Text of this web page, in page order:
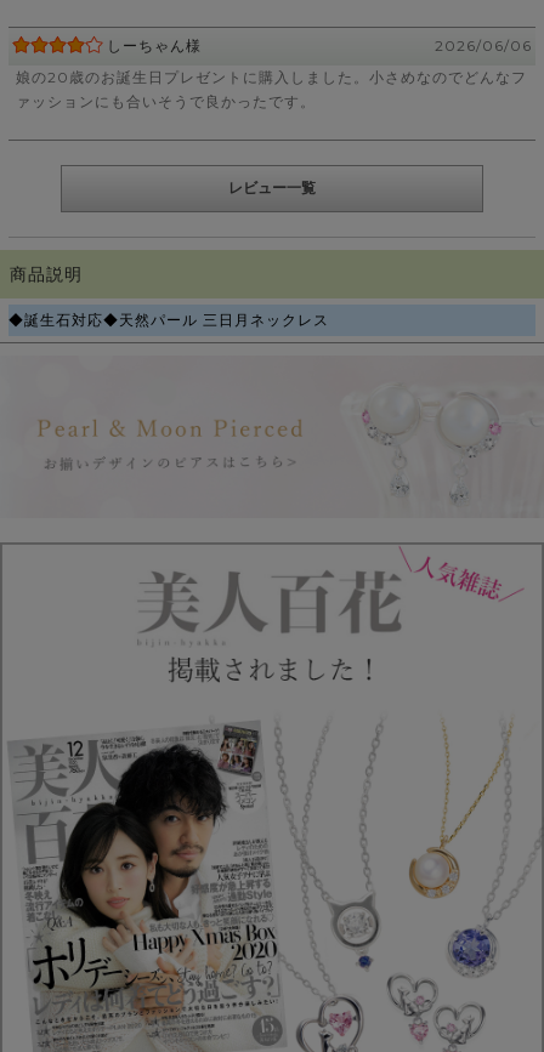
しーちゃん様
2026/06/06
娘の20歳のお誕生日プレゼントに購入しました。小さめなのでどんなフ
ァッションにも合いそうで良かったです。
レビュー一覧
商品説明
◆誕生石対応◆天然パール 三日月ネックレス